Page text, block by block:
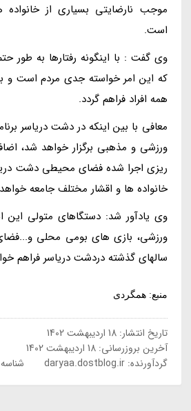
موجب نارضایتی بسیاری از خانواده
است.
وی گفت : با اینگونه رفتارها به طور
که این امر خواسته جدی مردم است و
همه افراد فراهم گردد.
معافی با بین اینکه در دشت دریاسر
ورزشی و مذهبی برگزار خواهد شد،
ریزی اجرا شده فضای محیطی دشت
خانواده ها و اقشار مختلف جامعه
وی یادآور شد: دستگاهای متولی این
ورزشی، بازی های بومی محلی
سالهای گذشته دردشت دریاسر فراهم
منبع: همگردی
تاریخ انتشار:18 اردیبهشت 1402
آخرین بروزرسانی:18 اردیبهشت 1402
گردآورنده:daryaa.dostblog.ir شناسه